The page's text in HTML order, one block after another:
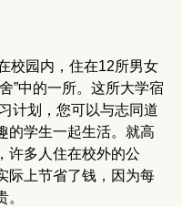
校园内，住在12所男女
”中的一所。这所大学宿
计划，您可以与志同道
的学生一起生活。就高
许多人住在校外的公
际上节省了钱，因为每
。